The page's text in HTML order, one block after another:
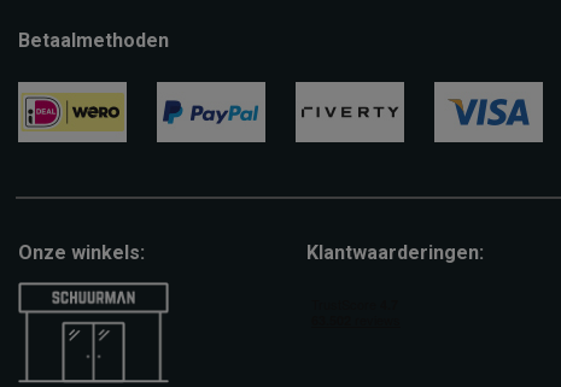
Betaalmethoden
Onze winkels: Klantwaarderingen: